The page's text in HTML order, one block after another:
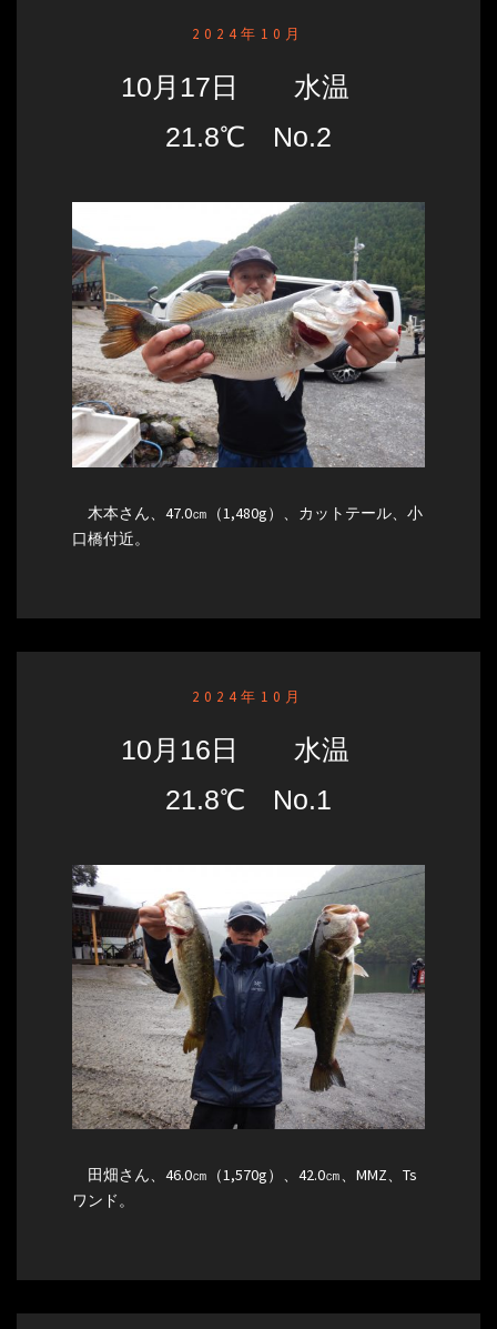
2024年10月
10月17日 水温
21.8℃ No.2
木本さん、47.0㎝（1,480g）、カットテール、小
口橋付近。
2024年10月
10月16日 水温
21.8℃ No.1
田畑さん、46.0㎝（1,570g）、42.0㎝、MMZ、Ts
ワンド。